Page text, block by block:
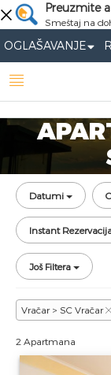
Preuzmite
Smeštaj na
OGLAŠAVANJE
Datumi
Instant
Još Filtera
Vračar > SC Vračar
2 Apartmana
Studio